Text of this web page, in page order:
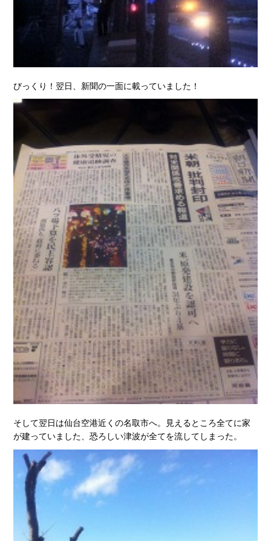
びっくり！翌日、新聞の一面に載っていました！
そして翌日は仙台空港近くの名取市へ。見えるところ全てに家
が建っていました、恐ろしい津波が全てを流してしまった。